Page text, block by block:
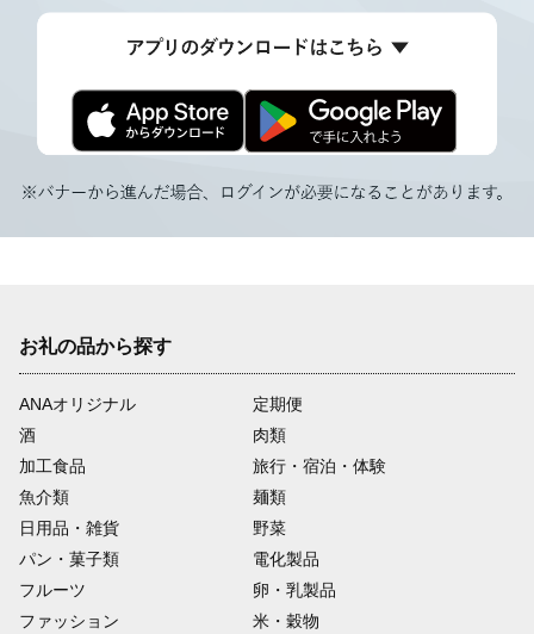
お礼の品から探す
ANAオリジナル
定期便
酒
肉類
加工食品
旅行・宿泊・体験
魚介類
麺類
日用品・雑貨
野菜
パン・菓子類
電化製品
フルーツ
卵・乳製品
ファッション
米・穀物